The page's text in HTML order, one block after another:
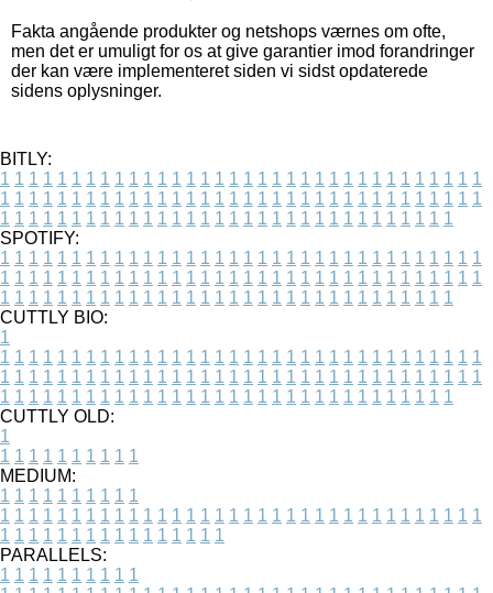
Fakta angående produkter og netshops værnes om ofte,
men det er umuligt for os at give garantier imod forandringer
der kan være implementeret siden vi sidst opdaterede
sidens oplysninger.
BITLY:
1 1 1 1 1 1 1 1 1 1 1 1 1 1 1 1 1 1 1 1 1 1 1 1 1 1 1 1 1 1 1 1 1 1
1 1 1 1 1 1 1 1 1 1 1 1 1 1 1 1 1 1 1 1 1 1 1 1 1 1 1 1 1 1 1 1 1 1
1 1 1 1 1 1 1 1 1 1 1 1 1 1 1 1 1 1 1 1 1 1 1 1 1 1 1 1 1 1 1 1
SPOTIFY:
1 1 1 1 1 1 1 1 1 1 1 1 1 1 1 1 1 1 1 1 1 1 1 1 1 1 1 1 1 1 1 1 1 1
1 1 1 1 1 1 1 1 1 1 1 1 1 1 1 1 1 1 1 1 1 1 1 1 1 1 1 1 1 1 1 1 1 1
1 1 1 1 1 1 1 1 1 1 1 1 1 1 1 1 1 1 1 1 1 1 1 1 1 1 1 1 1 1 1 1
CUTTLY BIO:
1
1 1 1 1 1 1 1 1 1 1 1 1 1 1 1 1 1 1 1 1 1 1 1 1 1 1 1 1 1 1 1 1 1 1
1 1 1 1 1 1 1 1 1 1 1 1 1 1 1 1 1 1 1 1 1 1 1 1 1 1 1 1 1 1 1 1 1 1
1 1 1 1 1 1 1 1 1 1 1 1 1 1 1 1 1 1 1 1 1 1 1 1 1 1 1 1 1 1 1 1
CUTTLY OLD:
1
1 1 1 1 1 1 1 1 1 1
MEDIUM:
1 1 1 1 1 1 1 1 1 1
1 1 1 1 1 1 1 1 1 1 1 1 1 1 1 1 1 1 1 1 1 1 1 1 1 1 1 1 1 1 1 1 1 1
1 1 1 1 1 1 1 1 1 1 1 1 1 1 1 1
PARALLELS:
1 1 1 1 1 1 1 1 1 1